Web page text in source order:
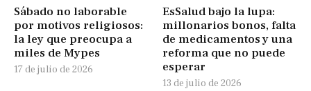
Sábado no laborable
por motivos religiosos:
la ley que preocupa a
miles de Mypes
17 de julio de 2026
EsSalud bajo la lupa:
millonarios bonos, falta
de medicamentos y una
reforma que no puede
esperar
13 de julio de 2026